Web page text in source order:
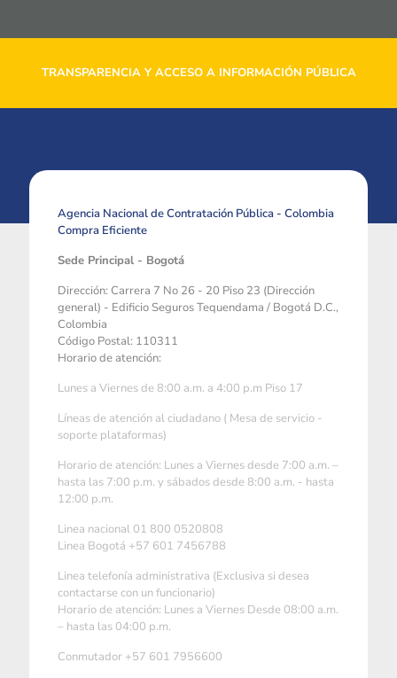
TRANSPARENCIA Y ACCESO A INFORMACIÓN PÚBLICA
Agencia Nacional de Contratación Pública - Colombia
Compra Eficiente
Sede Principal - Bogotá
Dirección: Carrera 7 No 26 - 20 Piso 23 (Dirección
general) - Edificio Seguros Tequendama / Bogotá D.C.,
Colombia
Código Postal: 110311
Horario de atención:
Lunes a Viernes de 8:00 a.m. a 4:00 p.m Piso 17
Líneas de atención al ciudadano ( Mesa de servicio -
soporte plataformas)
Horario de atención: Lunes a Viernes desde 7:00 a.m. –
hasta las 7:00 p.m. y sábados desde 8:00 a.m. - hasta
12:00 p.m.
Linea nacional 01 800 0520808
Linea Bogotá +57 601 7456788
Linea telefonía administrativa (Exclusiva si desea
contactarse con un funcionario)
Horario de atención: Lunes a Viernes Desde 08:00 a.m.
– hasta las 04:00 p.m.
Conmutador +57 601 7956600